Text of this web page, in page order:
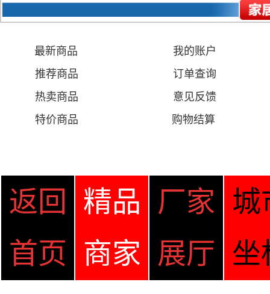
最新商品
我的账户
推荐商品
订单查询
热卖商品
意见反馈
特价商品
购物结算
返回
首页
精品
商家
厂家
展厅
城
坐